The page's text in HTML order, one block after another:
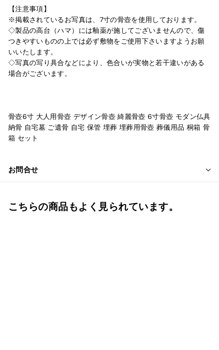
【注意事項】
※掲載されているお写真は、7寸の骨壺を使用しております。
◇製品の高台（ハマ）には釉薬が施してございませんので、傷
つきやすいものの上では必ず敷物をご使用下さいますようお願
いいたします。
◇写真の写り具合などにより、色合いが実物と若干違いがある
場合がございます。
骨壺6寸 大人用骨壺 デザイン骨壺 綺麗骨壺 6寸骨壺 モダン仏具
納骨 自宅墓 ご遺骨 自宅 保管 埋葬 埋葬用骨壺 葬儀用品 桐箱 骨
箱 セット
お問合せ
こちらの商品もよく見られています。